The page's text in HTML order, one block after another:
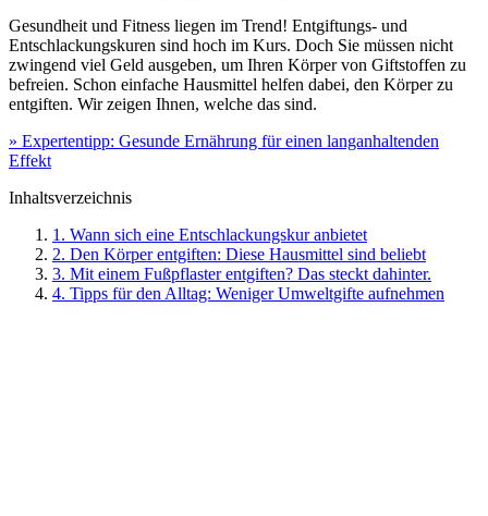
Gesundheit und Fitness liegen im Trend! Entgiftungs- und
Entschlackungskuren sind hoch im Kurs. Doch Sie müssen nicht
zwingend viel Geld ausgeben, um Ihren Körper von Giftstoffen zu
befreien. Schon einfache Hausmittel helfen dabei, den Körper zu
entgiften. Wir zeigen Ihnen, welche das sind.
» Expertentipp: Gesunde Ernährung für einen langanhaltenden
Effekt
Inhaltsverzeichnis
1. Wann sich eine Entschlackungskur anbietet
2. Den Körper entgiften: Diese Hausmittel sind beliebt
3. Mit einem Fußpflaster entgiften? Das steckt dahinter.
4. Tipps für den Alltag: Weniger Umweltgifte aufnehmen